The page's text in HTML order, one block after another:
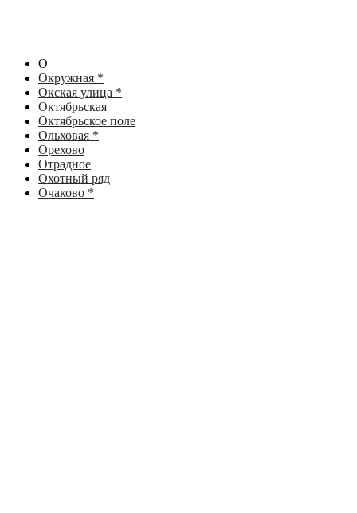
О
Окружная *
Окская улица *
Октябрьская
Октябрьское поле
Ольховая *
Орехово
Отрадное
Охотный ряд
Очаково *